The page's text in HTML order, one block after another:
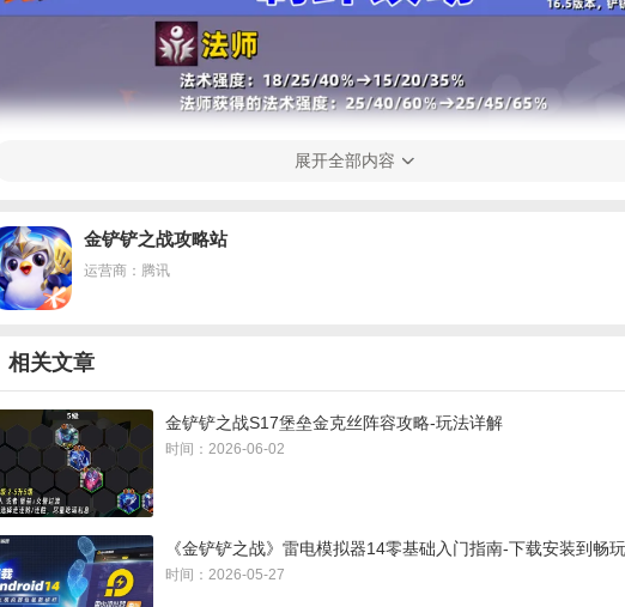
一图解读：高法阵容要崛起的节奏，有法转必拿，解锁了塞拉斯，再找两星草人
展开全部内容
金铲铲之战攻略站
运营商：腾讯
相关文章
金铲铲之战S17堡垒金克丝阵容攻略-玩法详解
时间：2026-06-02
《金铲铲之战》雷电模拟器14零基础入门指南-下载安装到畅
时间：2026-05-27